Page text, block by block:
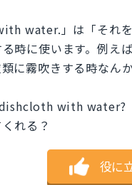
water.」は「それ
時に使います。例え
に霧吹きする時なん
with water?
れる？
役に